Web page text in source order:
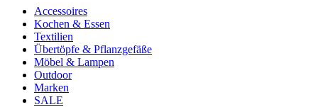
Accessoires
Kochen & Essen
Textilien
Übertöpfe & Pflanzgefäße
Möbel & Lampen
Outdoor
Marken
SALE